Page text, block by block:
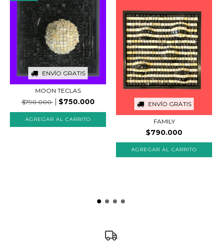
ENVÍO GRATIS
MOON TECLAS
$790.000
$750.000 ENVÍO GRATIS
FAMILY
$790.000